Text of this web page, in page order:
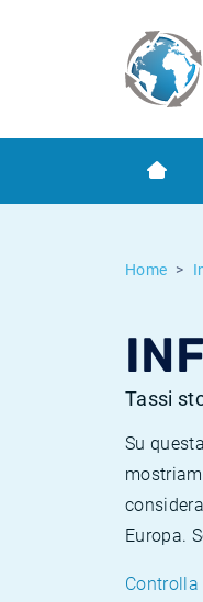
Home
Tassi
Su
Europa.
Term SOFR
Cos'è l'inflazione CPI?
Cos'è l'inflazione HICP?
Inflazione Svizzera
Tassi storici Euribor
Tassi storici di ESTER
Tassi di inflazione storici
Calcolatore dell’inflazione